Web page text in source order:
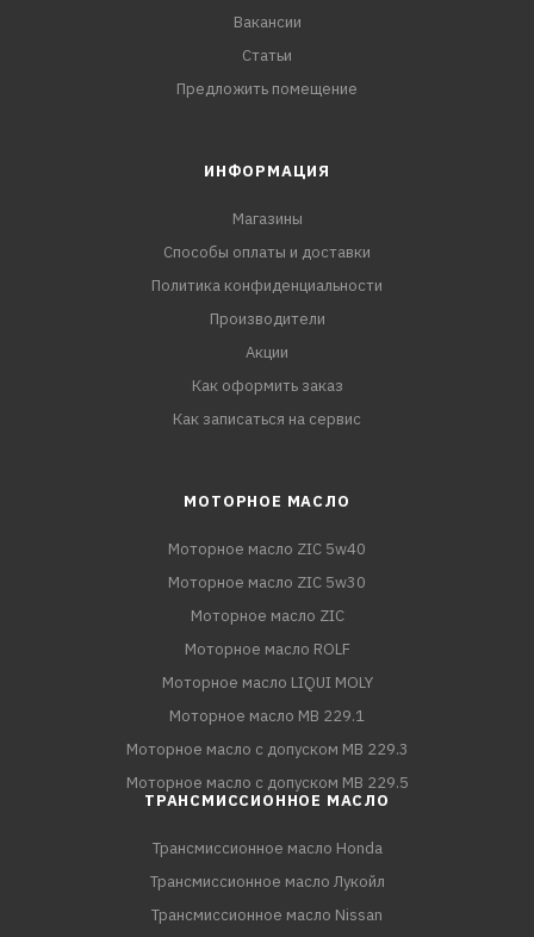
Вакансии
Статьи
Предложить помещение
ИНФОРМАЦИЯ
Магазины
Способы оплаты и доставки
Политика конфиденциальности
Производители
Акции
Как оформить заказ
Как записаться на сервис
МОТОРНОЕ МАСЛО
Моторное масло ZIC 5w40
Моторное масло ZIC 5w30
Моторное масло ZIC
Моторное масло ROLF
Моторное масло LIQUI MOLY
Моторное масло MB 229.1
Моторное масло с допуском MB 229.3
Моторное масло с допуском MB 229.5
ТРАНСМИССИОННОЕ МАСЛО
Трансмиссионное масло Honda
Трансмиссионное масло Лукойл
Трансмиссионное масло Nissan